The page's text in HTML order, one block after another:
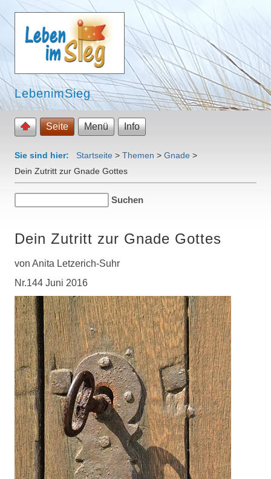
LebenimSieg
Seite Menü Info
Sie sind hier: Startseite > Themen > Gnade >
Dein Zutritt zur Gnade Gottes
Dein Zutritt zur Gnade Gottes
von Anita Letzerich-Suhr
Nr.144 Juni 2016